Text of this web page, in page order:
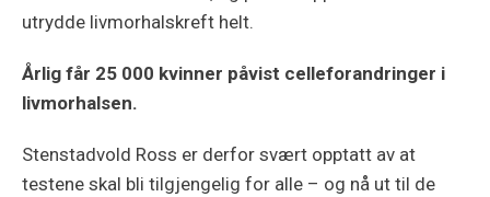
utrydde livmorhalskreft helt.
Årlig får 25 000 kvinner påvist celleforandringer i
livmorhalsen.
Stenstadvold Ross er derfor svært opptatt av at
testene skal bli tilgjengelig for alle – og nå ut til de